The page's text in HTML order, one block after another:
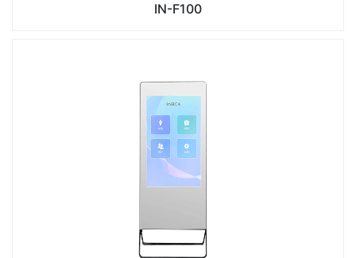
IN-F100